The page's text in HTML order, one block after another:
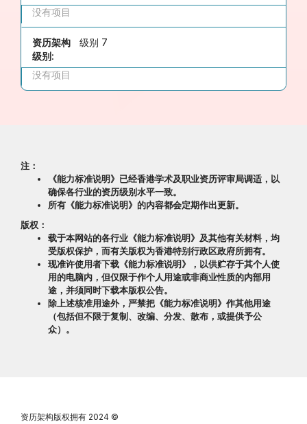
没有项目
资历架构
级别:
级别 7
没有项目
注：
《能力标准说明》已经香港学术及职业资历评审局调适，以
确保各行业的资历级别水平一致。
所有《能力标准说明》的内容都会定期作出更新。
版权：
载于本网站的各行业《能力标准说明》及其他有关材料，均
受版权保护，而有关版权为香港特别行政区政府所拥有。
现准许使用者下载《能力标准说明》，以供贮存于其个人使
用的电脑内，但仅限于作个人用途或非商业性质的内部用
途，并须同时下载本版权公告。
除上述核准用途外，严禁把《能力标准说明》作其他用途
（包括但不限于复制、改编、分发、散布，或提供予公
众）。
资历架构版权拥有 2024 ©